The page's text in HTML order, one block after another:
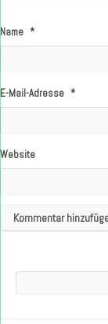
Name *
E-Mail-Adresse *
Website
Search